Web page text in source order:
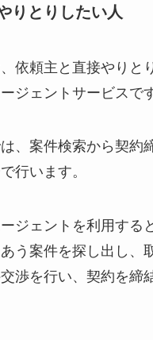
りとりしたい人
依頼主と直接やりと
ジェントサービスです
、案件検索から契約
行います。
ジェントを利用する
う案件を探し出し、
渉を行い、契約を締